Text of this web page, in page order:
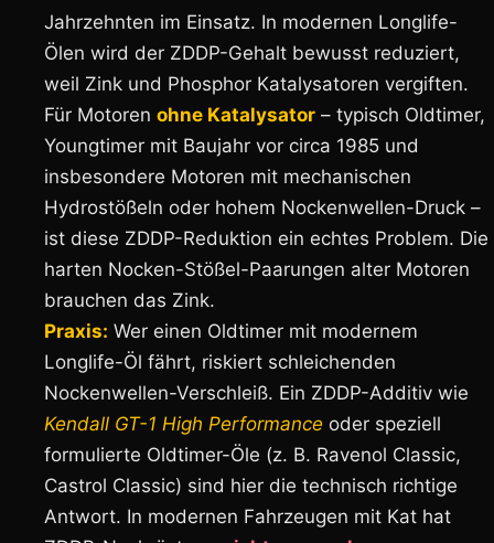
Jahrzehnten im Einsatz. In modernen Longlife-
Ölen wird der ZDDP-Gehalt bewusst reduziert,
weil Zink und Phosphor Katalysatoren vergiften.
Für Motoren ohne Katalysator – typisch Oldtimer,
Youngtimer mit Baujahr vor circa 1985 und
insbesondere Motoren mit mechanischen
Hydrostößeln oder hohem Nockenwellen-Druck –
ist diese ZDDP-Reduktion ein echtes Problem. Die
harten Nocken-Stößel-Paarungen alter Motoren
brauchen das Zink.
Praxis: Wer einen Oldtimer mit modernem
Longlife-Öl fährt, riskiert schleichenden
Nockenwellen-Verschleiß. Ein ZDDP-Additiv wie
Kendall GT-1 High Performance oder speziell
formulierte Oldtimer-Öle (z. B. Ravenol Classic,
Castrol Classic) sind hier die technisch richtige
Antwort. In modernen Fahrzeugen mit Kat hat